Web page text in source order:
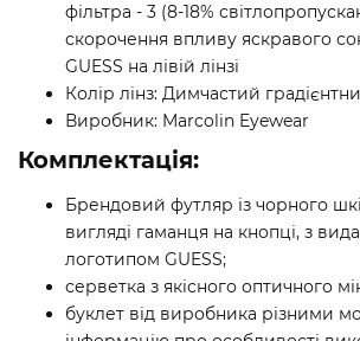
фільтра - 3 (8-18%
скорочення впливу яскравого
GUESS на лівій лінзі
Колір лінз: Димчастий
Виробник: Marcolin Eyewear
Комплектація:
Брендовий футляр із чорного
вигляді гаманця на кнопці, з
логотипом GUESS;
серветка з якісного оптичного
буклет від виробника різними